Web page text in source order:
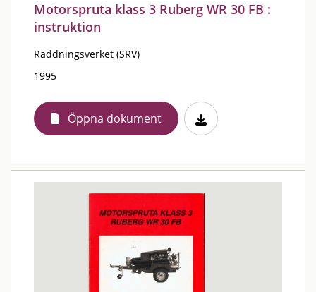
Motorspruta klass 3 Ruberg WR 30 FB :
instruktion
Räddningsverket (SRV)
1995
Öppna dokument